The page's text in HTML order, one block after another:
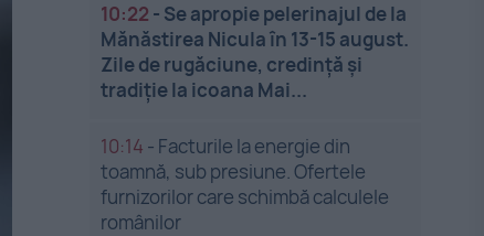
10:22 - Se apropie pelerinajul de la
Mănăstirea Nicula în 13-15 august.
Zile de rugăciune, credință și
tradiție la icoana Mai...
10:14 - Facturile la energie din
toamnă, sub presiune. Ofertele
furnizorilor care schimbă calculele
românilor